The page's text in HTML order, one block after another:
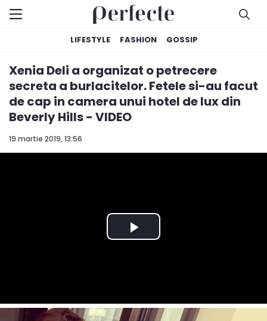
LIFESTYLE FASHION GOSSIP
19 martie 2019, 13:56
Xenia Deli a organizat o petrecere
secreta a burlacitelor. Fetele si-au facut
de cap in camera unui hotel de lux din
Beverly Hills - VIDEO